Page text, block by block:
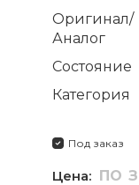
Оригинал/
Аналог
Состояние
Категория
Под заказ
Цена: ПО